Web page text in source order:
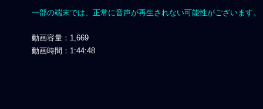
一部の端末では、正常に音声が再生されない可能性がございます。
動画容量：1,669
動画時間：1:44:48